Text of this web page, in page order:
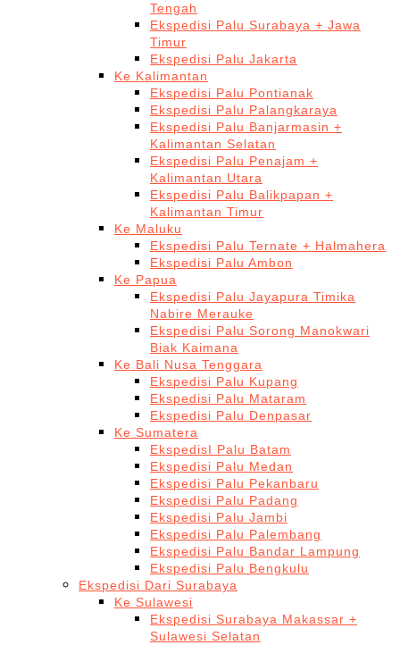
Tengah
Ekspedisi Palu Surabaya + Jawa
Timur
Ekspedisi Palu Jakarta
Ke Kalimantan
Ekspedisi Palu Pontianak
Ekspedisi Palu Palangkaraya
Ekspedisi Palu Banjarmasin +
Kalimantan Selatan
Ekspedisi Palu Penajam +
Kalimantan Utara
Ekspedisi Palu Balikpapan +
Kalimantan Timur
Ke Maluku
Ekspedisi Palu Ternate + Halmahera
Ekspedisi Palu Ambon
Ke Papua
Ekspedisi Palu Jayapura Timika
Nabire Merauke
Ekspedisi Palu Sorong Manokwari
Biak Kaimana
Ke Bali Nusa Tenggara
Ekspedisi Palu Kupang
Ekspedisi Palu Mataram
Ekspedisi Palu Denpasar
Ke Sumatera
EkspedisI Palu Batam
Ekspedisi Palu Medan
Ekspedisi Palu Pekanbaru
Ekspedisi Palu Padang
Ekspedisi Palu Jambi
Ekspedisi Palu Palembang
Ekspedisi Palu Bandar Lampung
Ekspedisi Palu Bengkulu
Ekspedisi Dari Surabaya
Ke Sulawesi
Ekspedisi Surabaya Makassar +
Sulawesi Selatan